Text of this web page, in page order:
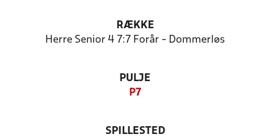
RÆKKE
Herre Senior 4 7:7 Forår - Dommerløs
PULJE
P7
SPILLESTED